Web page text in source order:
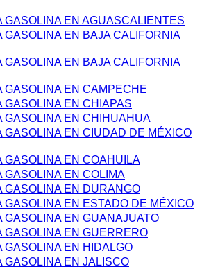
GASOLINA EN AGUASCALIENTES
GASOLINA EN BAJA CALIFORNIA
GASOLINA EN BAJA CALIFORNIA
GASOLINA EN CAMPECHE
GASOLINA EN CHIAPAS
GASOLINA EN CHIHUAHUA
GASOLINA EN CIUDAD DE MÉXICO
GASOLINA EN COAHUILA
GASOLINA EN COLIMA
GASOLINA EN DURANGO
GASOLINA EN ESTADO DE MÉXICO
GASOLINA EN GUANAJUATO
GASOLINA EN GUERRERO
GASOLINA EN HIDALGO
GASOLINA EN JALISCO